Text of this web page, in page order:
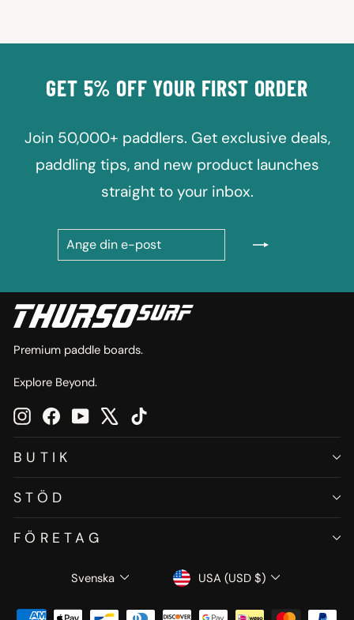
GET 5% OFF YOUR FIRST ORDER
Join 50,000+ paddlers. Get exclusive deals,
paddling tips, and new product launches
straight to your inbox.
Premium paddle boards.
Explore Beyond.
InstagramFacebookYouTube
BUTIK
STÖD
FÖRETAG
SPRÅK
Svenska VALUTA
USA (USD $)